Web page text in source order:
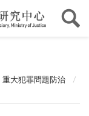
重大犯罪問題防治